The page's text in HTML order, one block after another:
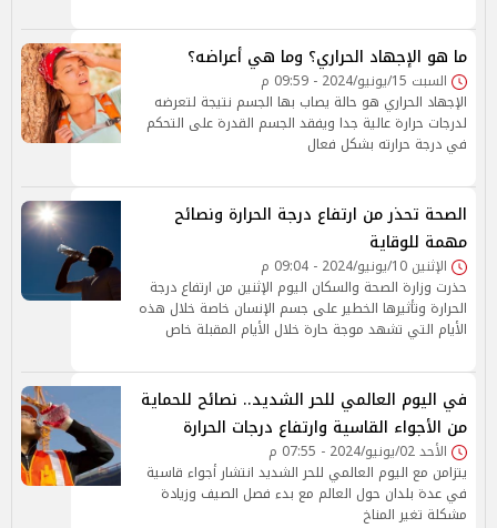
ما هو الإجهاد الحراري؟ وما هي أعراضه؟
السبت 15/يونيو/2024 - 09:59 م
الإجهاد الحراري هو حالة يصاب بها الجسم نتيجة لتعرضه
لدرجات حرارة عالية جدا ويفقد الجسم القدرة على التحكم
في درجة حرارته بشكل فعال
الصحة تحذر من ارتفاع درجة الحرارة ونصائح
مهمة للوقاية
الإثنين 10/يونيو/2024 - 09:04 م
حذرت وزارة الصحة والسكان اليوم الإثنين من ارتفاع درجة
الحرارة وتأثيرها الخطير على جسم الإنسان خاصة خلال هذه
الأيام التي تشهد موجة حارة خلال الأيام المقبلة خاص
في اليوم العالمي للحر الشديد.. نصائح للحماية
من الأجواء القاسية وارتفاع درجات الحرارة
الأحد 02/يونيو/2024 - 07:55 م
يتزامن مع اليوم العالمي للحر الشديد انتشار أجواء قاسية
في عدة بلدان حول العالم مع بدء فصل الصيف وزيادة
مشكلة تغير المناخ